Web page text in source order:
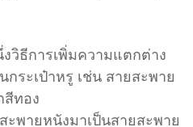
วิธีการเพิ่มความแตกต่าง
กระเป๋าหรู เช่น สายสะพาย
สีทอง
ะพายหนังมาเป็นสายสะพาย